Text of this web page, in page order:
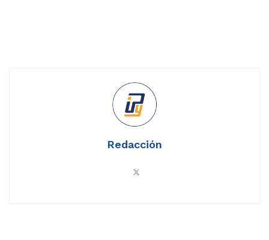
Redacción